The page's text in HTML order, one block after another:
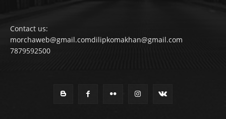
Contact us:
morchaweb@gmail.comdilipkomakhan@gmail.com
7879592500